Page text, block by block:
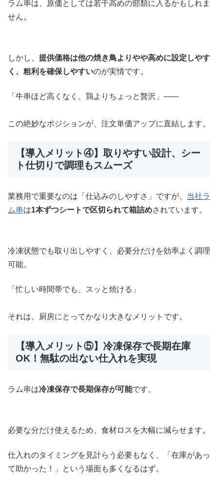
ラム串は、原価としては若干高めの部類に入るかもしれま
せん。
しかし、 提供価格は他の焼き鳥よりやや高めに設定しやす
く、粗利を確保しやすいのが実情です。
「牛串ほど高くなく、鶏よりちょっと贅沢」――
この絶妙なポジションが、注文単価アップに直結します。
【導入メリット④】取りやすい設計、シー
ト仕切りで調理もスムーズ
業務用で重要なのは「仕込みのしやすさ」ですが、 当社ラ
ム串は1本ずつシートで区切られて箱詰めされています。
冷凍状態でも取り出しやすく、必要分だけを効率よく調理
可能。
「忙しい時間帯でも、スッと焼ける」
それは、厨房にとってかなり大きなメリットです。
【導入メリット⑤】冷凍保存で長期在庫
OK！無駄の出ない仕入れを実現
ラム串は冷凍保存で長期保存が可能です。
必要な分だけ使えるため、食材ロスを大幅に減らせます。
仕入れのタイミングを見計らう必要もなく、「在庫があっ
て助かった！」という場面も多くなるはず。